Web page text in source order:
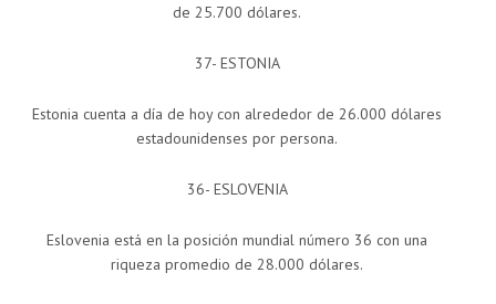
de 25.700 dólares.
37- ESTONIA
Estonia cuenta a día de hoy con alrededor de 26.000 dólares
estadounidenses por persona.
36- ESLOVENIA
Eslovenia está en la posición mundial número 36 con una
riqueza promedio de 28.000 dólares.